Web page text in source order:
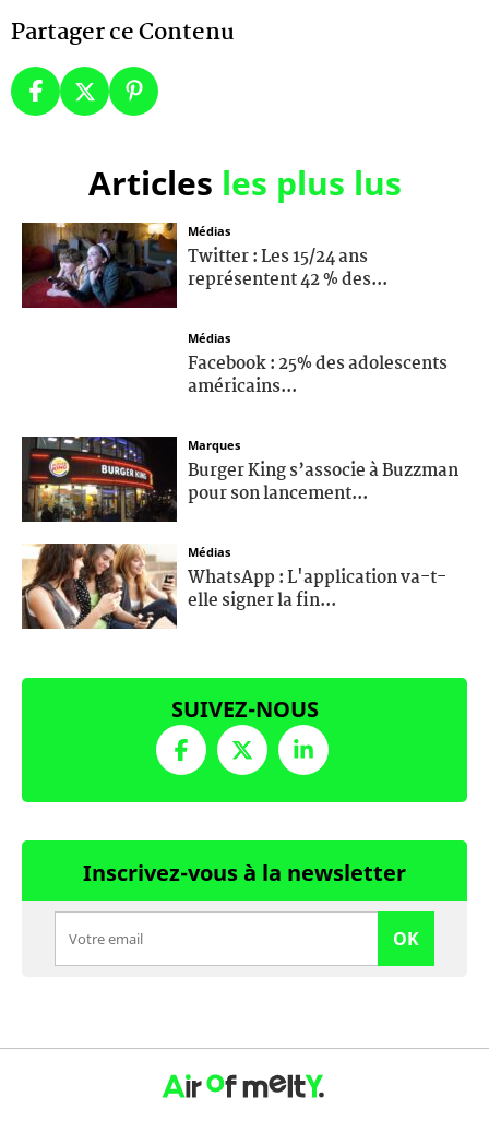
Partager ce Contenu
Articles les plus lus
Médias
Twitter : Les 15/24 ans
représentent 42 % des...
Médias
Facebook : 25% des adolescents
américains...
Marques
Burger King s’associe à Buzzman
pour son lancement...
Médias
WhatsApp : L'application va-t-
elle signer la fin...
SUIVEZ-NOUS
Inscrivez-vous à la newsletter
OK